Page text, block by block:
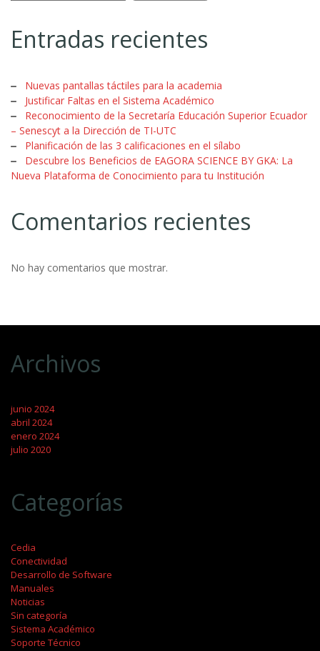
Entradas recientes
Nuevas pantallas táctiles para la academia
Justificar Faltas en el Sistema Académico
Reconocimiento de la Secretaría Educación Superior Ecuador
– Senescyt a la Dirección de TI-UTC
Planificación de las 3 calificaciones en el sílabo
Descubre los Beneficios de EAGORA SCIENCE BY GKA: La
Nueva Plataforma de Conocimiento para tu Institución
Comentarios recientes
No hay comentarios que mostrar.
Archivos
junio 2024
abril 2024
enero 2024
julio 2020
Categorías
Cedia
Conectividad
Desarrollo de Software
Manuales
Noticias
Sin categoría
Sistema Académico
Soporte Técnico